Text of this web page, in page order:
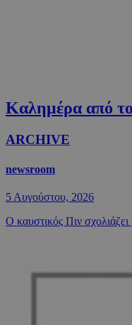
Καλημέρα από
ARCHIVE
newsroom
5 Αυγούστου, 2026
Ο καυστικός Πιν σχολιάζει